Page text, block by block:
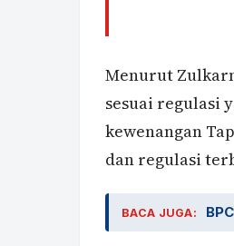
Menurut
sesuai regulasi
kewenangan
dan regulasi
BACA JUGA: